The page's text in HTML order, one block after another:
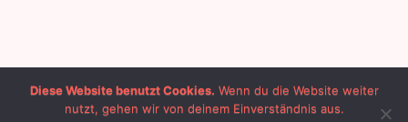
Diese Website benutzt Cookies. Wenn du die Website weiter
nutzt, gehen wir von deinem Einverständnis aus.